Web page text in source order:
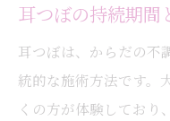
耳つぼの持続期間
耳つぼは、からだの不
統的な施術方法です。
くの方が体験しており